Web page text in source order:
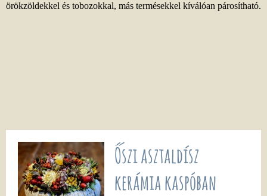
örökzöldekkel és tobozokkal, más termésekkel kíválóan párosítható.
Őszi asztaldísz
kerámia kaspóban